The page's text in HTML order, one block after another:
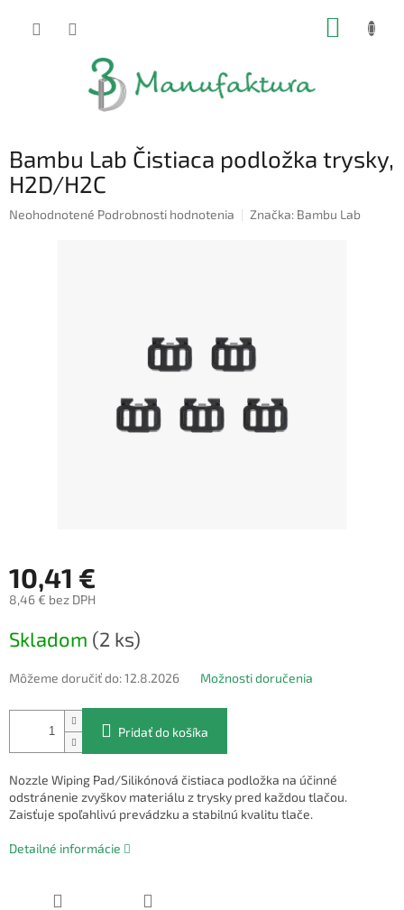
Bambu Lab Čistiaca podložka trysky,
H2D/H2C
Priemerné
Neohodnotené Podrobnosti hodnotenia Značka: Bambu Lab
10,41 €
8,46 € bez DPH
cena:
Skladom (2 ks)
Môžeme doručiť do:12.8.2026 Možnosti doručenia
Pridať do košíka
Nozzle Wiping Pad/Silikónová čistiaca podložka na účinné
odstránenie zvyškov materiálu z trysky pred každou tlačou.
Zaisťuje spoľahlivú prevádzku a stabilnú kvalitu tlače.
Detailné informácie